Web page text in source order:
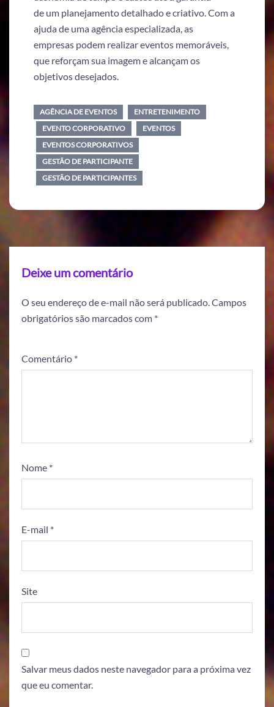
de um planejamento detalhado e criativo. Com a
ajuda de uma agência especializada, as
empresas podem realizar eventos memoráveis,
que reforçam sua imagem e alcançam os
objetivos desejados.
AGÊNCIA DE EVENTOS
ENTRETENIMENTO
EVENTO CORPORATIVO
EVENTOS
EVENTOS CORPORATIVOS
GESTÃO DE PARTICIPANTE
GESTÃO DE PARTICIPANTES
Deixe um comentário
O seu endereço de e-mail não será publicado.Campos
obrigatórios são marcados com *
Comentário *
Nome *
E-mail *
Site
Salvar meus dados neste navegador para a próxima vez
que eu comentar.